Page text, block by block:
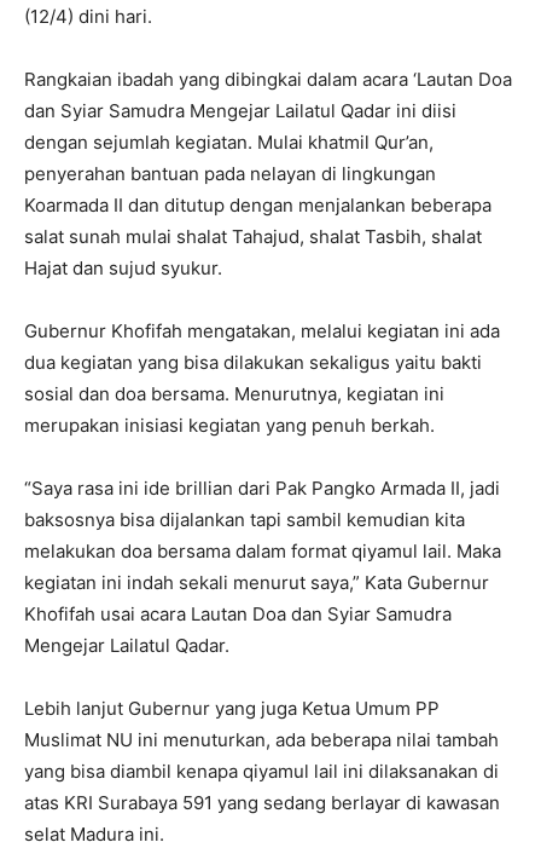
(12/4) dini hari.
Rangkaian ibadah yang dibingkai dalam acara ‘Lautan Doa
dan Syiar Samudra Mengejar Lailatul Qadar ini diisi
dengan sejumlah kegiatan. Mulai khatmil Qur’an,
penyerahan bantuan pada nelayan di lingkungan
Koarmada II dan ditutup dengan menjalankan beberapa
salat sunah mulai shalat Tahajud, shalat Tasbih, shalat
Hajat dan sujud syukur.
Gubernur Khofifah mengatakan, melalui kegiatan ini ada
dua kegiatan yang bisa dilakukan sekaligus yaitu bakti
sosial dan doa bersama. Menurutnya, kegiatan ini
merupakan inisiasi kegiatan yang penuh berkah.
“Saya rasa ini ide brillian dari Pak Pangko Armada II, jadi
baksosnya bisa dijalankan tapi sambil kemudian kita
melakukan doa bersama dalam format qiyamul lail. Maka
kegiatan ini indah sekali menurut saya,” Kata Gubernur
Khofifah usai acara Lautan Doa dan Syiar Samudra
Mengejar Lailatul Qadar.
Lebih lanjut Gubernur yang juga Ketua Umum PP
Muslimat NU ini menuturkan, ada beberapa nilai tambah
yang bisa diambil kenapa qiyamul lail ini dilaksanakan di
atas KRI Surabaya 591 yang sedang berlayar di kawasan
selat Madura ini.